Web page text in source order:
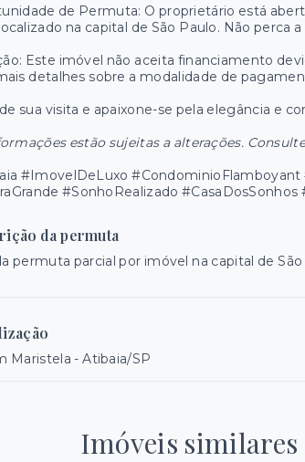
de Permuta: O proprietário está
na capital de São Paulo. Não perca
Este imóvel não aceita financiamento
detalhes sobre a modalidade de
sua visita e apaixone-se pela elegância e
estão sujeitas a alterações.
#ImovelDeLuxo
#SonhoRealizado
da permuta
permuta parcial por imóvel na capital de
Maristela - Atibaia/SP
Imóveis similares